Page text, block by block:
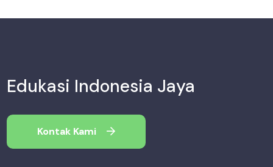
Edukasi Indonesia Jaya
Kontak Kami